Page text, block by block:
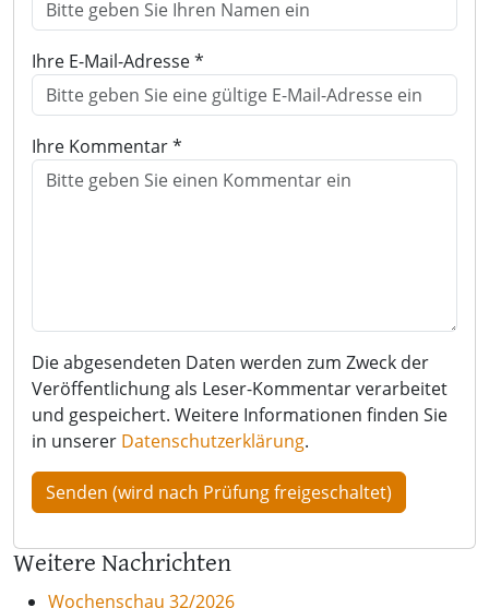
Ihre E-Mail-Adresse *
Ihre Kommentar *
Die abgesendeten Daten werden zum Zweck der
Veröffentlichung als Leser-Kommentar verarbeitet
und gespeichert. Weitere Informationen finden Sie
in unserer Datenschutzerklärung.
Weitere Nachrichten
Wochenschau 32/2026